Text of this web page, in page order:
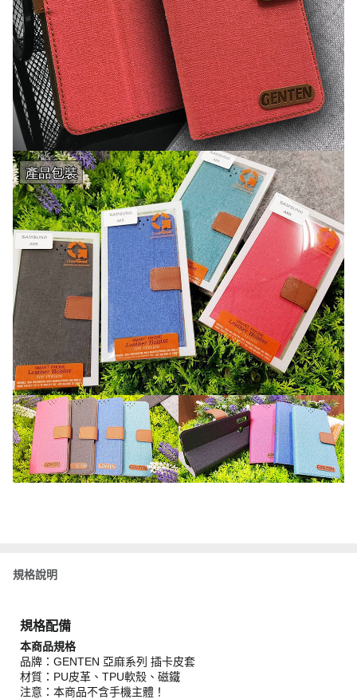
規格說明
規格配備
本商品規格
品牌：GENTEN 亞麻系列 插卡皮套
材質：PU皮革、TPU軟殼、磁鐵
注意：本商品不含手機主體！